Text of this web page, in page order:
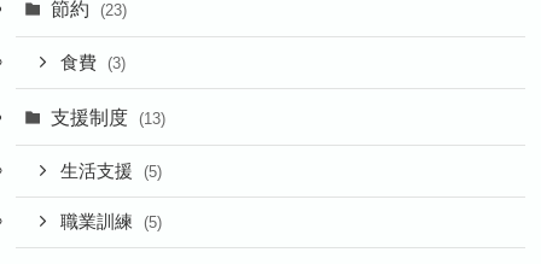
節約 (23)
食費 (3)
支援制度 (13)
生活支援 (5)
職業訓練 (5)